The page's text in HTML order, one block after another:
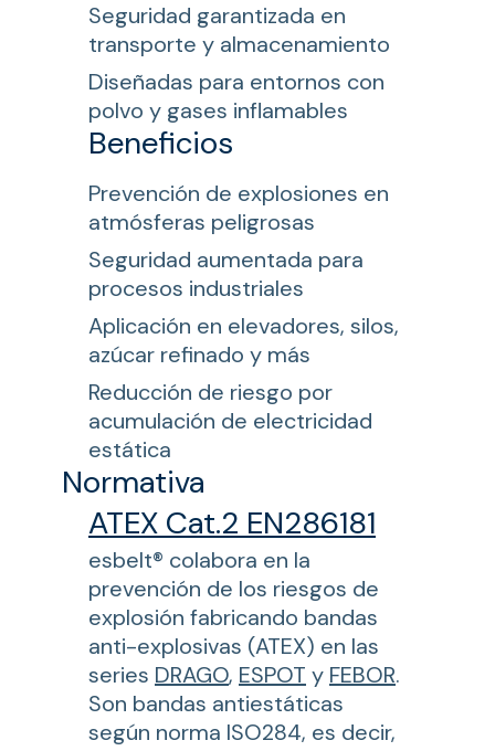
Seguridad garantizada en
transporte y almacenamiento
Diseñadas para entornos con
polvo y gases inflamables
Beneficios
Prevención de explosiones en
atmósferas peligrosas
Seguridad aumentada para
procesos industriales
Aplicación en elevadores, silos,
azúcar refinado y más
Reducción de riesgo por
acumulación de electricidad
estática
Normativa
ATEX Cat.2 EN286181
esbelt® colabora en la
prevención de los riesgos de
explosión fabricando bandas
anti-explosivas (ATEX) en las
series DRAGO, ESPOT y FEBOR.
Son bandas antiestáticas
según norma ISO284, es decir,